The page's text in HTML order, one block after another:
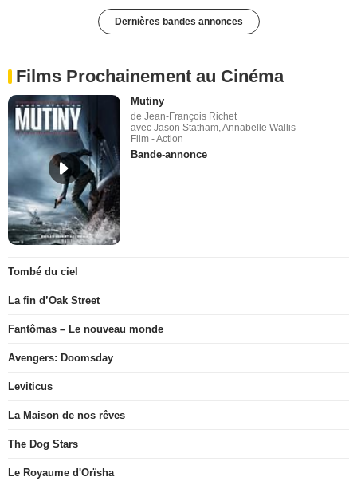
Dernières bandes annonces
Films Prochainement au Cinéma
Mutiny
de Jean-François Richet
avec Jason Statham, Annabelle Wallis
Film - Action
Bande-annonce
Tombé du ciel
La fin d’Oak Street
Fantômas – Le nouveau monde
Avengers: Doomsday
Leviticus
La Maison de nos rêves
The Dog Stars
Le Royaume d'Orïsha